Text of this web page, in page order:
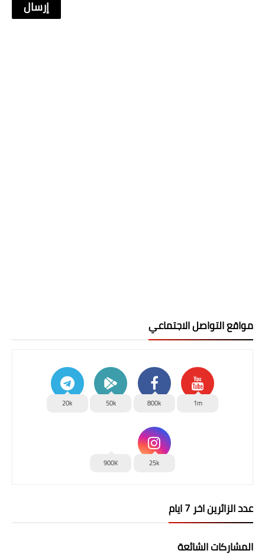
مواقع التواصل الاجتماعي
1m
800k
50k
20k
25k
900K
عدد الزائرين اخر 7 ايام
المشاركات الشائعة